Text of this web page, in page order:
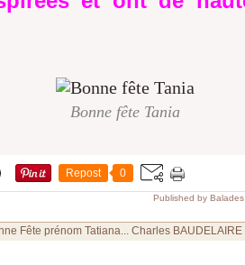
Bonne fête Tania
Repost 0
Published by
Fête prénom Tatiana... Charles BAUDELAIRE